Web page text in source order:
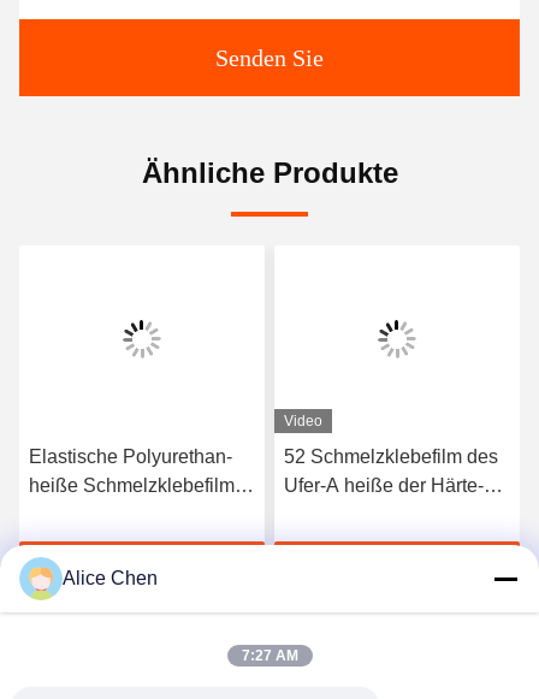
Senden Sie
Ähnliche Produkte
Elastische Polyurethan-
heiße Schmelzklebefilm
Jetzt Chatten
Video
52 Schmelzklebefilm des
Ufer-A heiße der Härte-
Unterwäsche
Alice Chen
7:27 AM